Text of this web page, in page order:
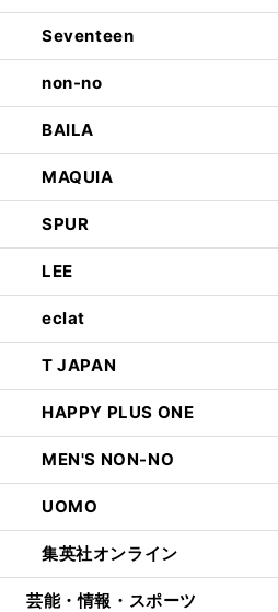
Seventeen
non-no
BAILA
MAQUIA
SPUR
LEE
eclat
T JAPAN
HAPPY PLUS ONE
MEN'S NON-NO
UOMO
集英社オンライン
芸能・情報・スポーツ